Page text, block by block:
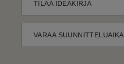
TILAA IDEAKIRJA
VARAA SUUNNITTELUAIKA